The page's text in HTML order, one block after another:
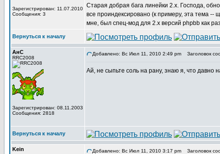
Зарегистрирован: 11.07.2010
Сообщения: 3
Старая добрая бага линейки 2.x. Господа,
все проиндексировано (к примеру, эта тема --
мне, был спец-мод для 2.x версий phpbb как
Вернуться к началу
АнС
RRC2008
Зарегистрирован: 08.11.2003
Сообщения: 2818
Добавлено: Вс Июл 11, 2010 2:49 pm Заголовок
Ай, не сыпьте соль на рану, знаю я, что давно
Вернуться к началу
Kein Добавлено: Вс Июл 11, 2010 3:17 pm Заголовок